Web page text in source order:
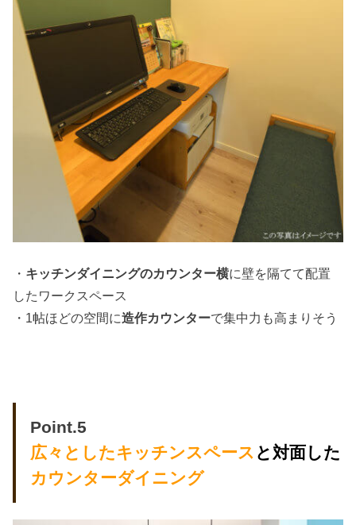
・ キッチンダイニングのカウンター横に壁を隔てて配置
したワークスペース
・1帖ほどの空間に造作カウンターで集中力も高まりそう
Point.5
広々としたキッチンスペース と対面した
カウンターダイニング